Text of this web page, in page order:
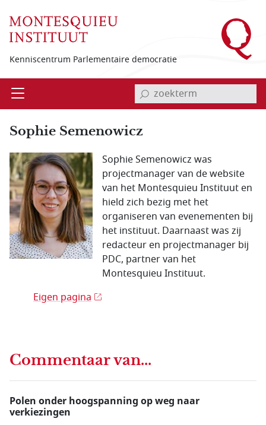
Kenniscentrum Parlementaire democratie
Open invoerveld zoekterm
Sophie Semenowicz
Sophie Semenowicz was
projectmanager van de website
van het Montesquieu Instituut en
hield zich bezig met het
organiseren van evenementen bij
het instituut. Daarnaast was zij
redacteur en projectmanager bij
PDC, partner van het
Montesquieu Instituut.
Eigen pagina
Commentaar van...
Polen onder hoogspanning op weg naar
verkiezingen